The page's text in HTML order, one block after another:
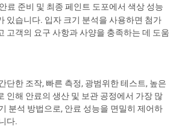
료 준비 및 최종 페인트 도포에서 색상 성능
있습니다. 입자 크기 분석을 사용하면 첨가
고객의 요구 사항과 사양을 충족하는 데 도움
단한 조작, 빠른 측정, 광범위한 테스트, 높은
인해 안료의 생산 및 보관 공정에서 가장 많
분석 방법으로, 안료 성능을 면밀히 제어하
다.